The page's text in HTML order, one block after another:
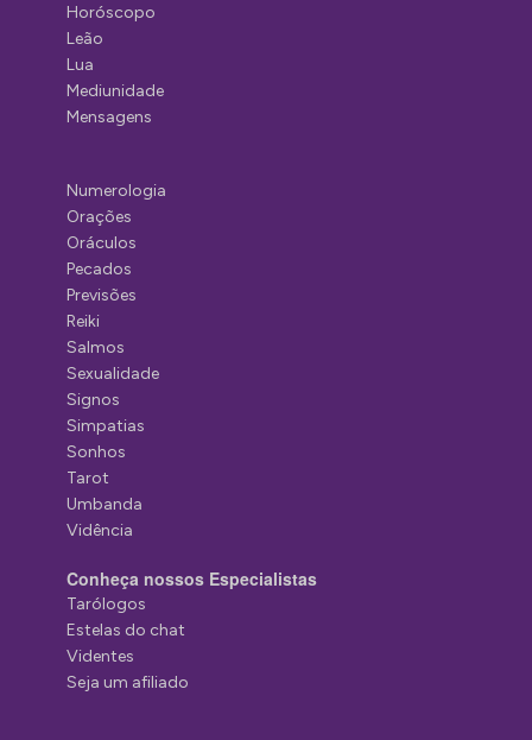
Horóscopo
Leão
Lua
Mediunidade
Mensagens
Numerologia
Orações
Oráculos
Pecados
Previsões
Reiki
Salmos
Sexualidade
Signos
Simpatias
Sonhos
Tarot
Umbanda
Vidência
Conheça nossos Especialistas
Tarólogos
Estelas do chat
Videntes
Seja um afiliado